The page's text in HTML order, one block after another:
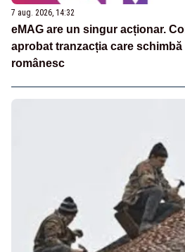
7 aug. 2026, 14:32
eMAG are un singur acționar.
aprobat tranzacția care
românesc